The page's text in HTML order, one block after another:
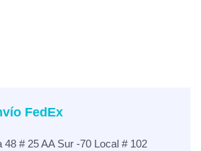
FedEx
48 # 25 AA Sur -70 Local # 102